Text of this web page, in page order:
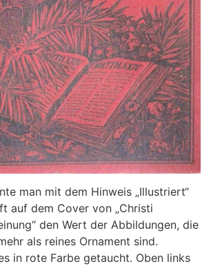
man mit dem Hinweis „Illustriert“
auf dem Cover von „Christi
den Wert der Abbildungen, die
als reines Ornament sind.
in rote Farbe getaucht. Oben links